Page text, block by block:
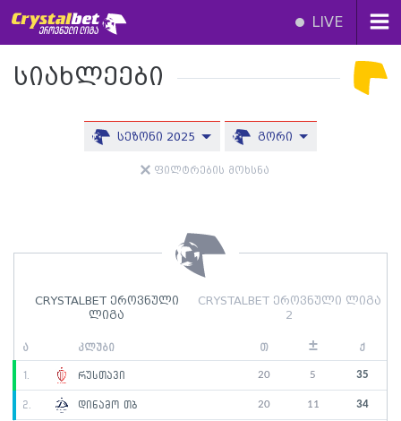
LIVE
CRYSTALBET ეროვნული
ლიგა
CRYSTALBET ეროვნული ლიგა
2
ა კლუბი თ ± ქ
1. რუსთავი 20 5 35
2. დინამო თბ 20 11 34
სიახლეები
სეზონი 2025 გორი
ფილტრების მოხსნა